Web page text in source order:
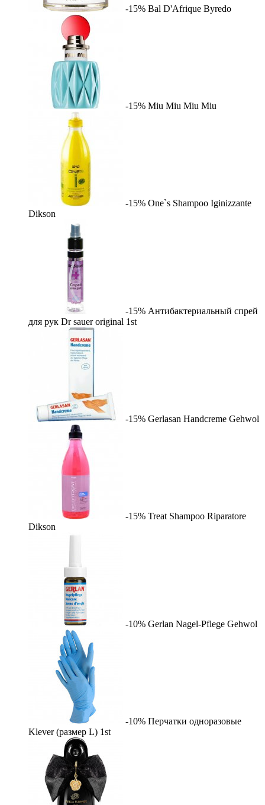
-15% Bal D'Afrique Byredo
-15% Miu Miu Miu Miu
-15% One`s Shampoo Iginizzante
Dikson
-15% Антибактериальный спрей
для рук Dr sauer original 1st
-15% Gerlasan Handcreme Gehwol
-15% Treat Shampoo Riparatore
Dikson
-10% Gerlan Nagel-Pflege Gehwol
-10% Перчатки одноразовые
Klever (размер L) 1st